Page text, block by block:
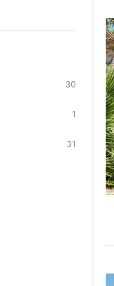
30
1
31